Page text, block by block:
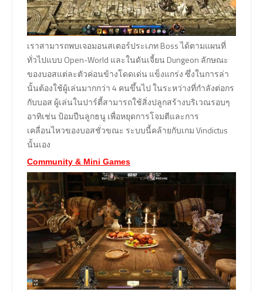
เราสามารถพบเจอมอนสเตอร์ประเภท Boss ได้ตามแผนที่
ทั่วไปแบบ Open-World และในดันเจี้ยน Dungeon ลักษณะ
ของบอสแต่ละตัวค่อนข้างโดดเด่น แข็งแกร่ง ซึ่งในการล่า
นั้นต้องใช้ผู้เล่นมากกว่า 4 คนขึ้นไป ในระหว่างที่กำลังต่อกร
กับบอส ผู้เล่นในปาร์ตี้สามารถใช้สิ่งปลูกสร้างบริเวณรอบๆ
อาทิเช่น ป้อมปืนลูกธนู เพื่อหยุดการโจมตีและการ
เคลื่อนไหวของบอสชั่วขณะ ระบบนี้คล้ายกับเกม Vindictus
นั้นเอง
Community & Mini Games